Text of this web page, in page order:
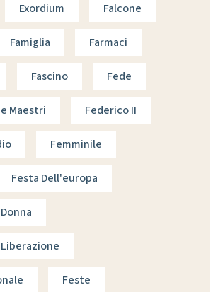
Exordium Falcone
Famiglia Farmaci
Fascino Fede
Maestri Federico II
Femminile
Festa Dell'europa
Feste